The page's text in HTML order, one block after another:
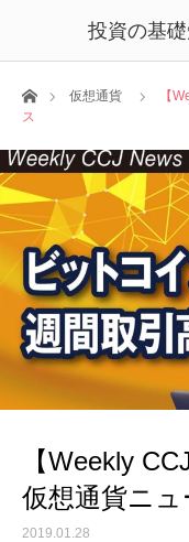
投資の基
ホーム仮想通貨
【
ス
【Weekly
仮想通貨ニュ
2019.01.28